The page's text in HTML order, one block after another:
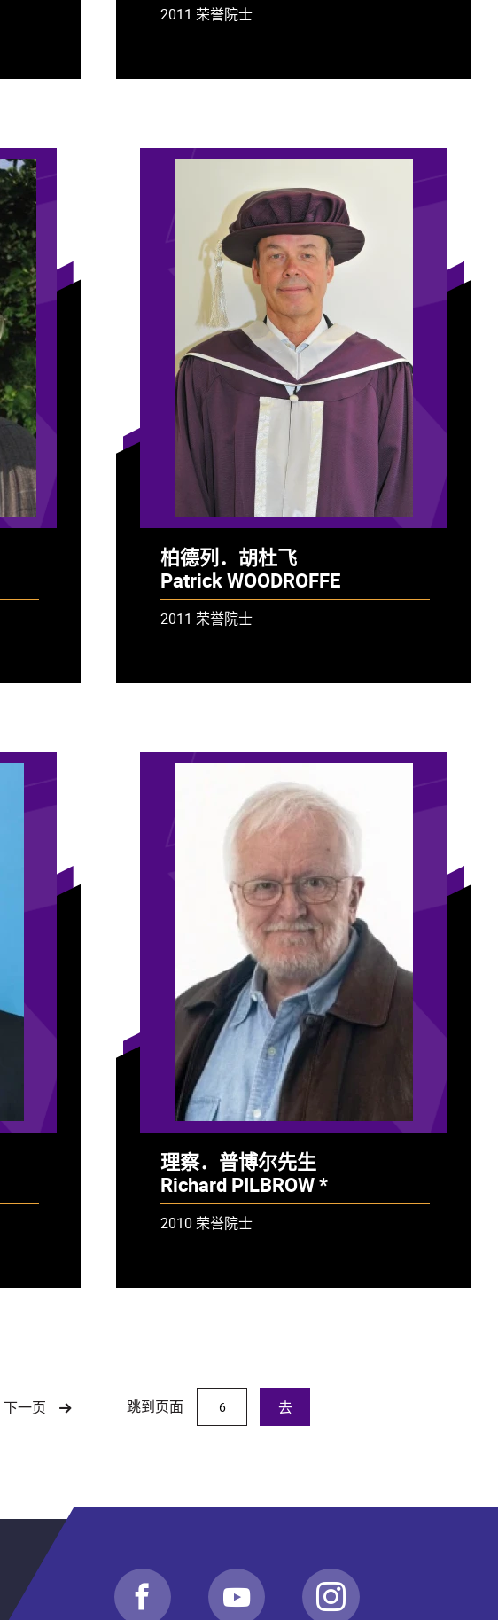
2011 荣誉院士
柏德列．胡杜飞
Patrick WOODROFFE
2011 荣誉院士
理察．普博尔先生
Richard PILBROW *
- 已故
2010 荣誉院士
下一页 跳到页面 去